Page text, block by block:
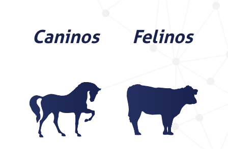
Caninos Felinos